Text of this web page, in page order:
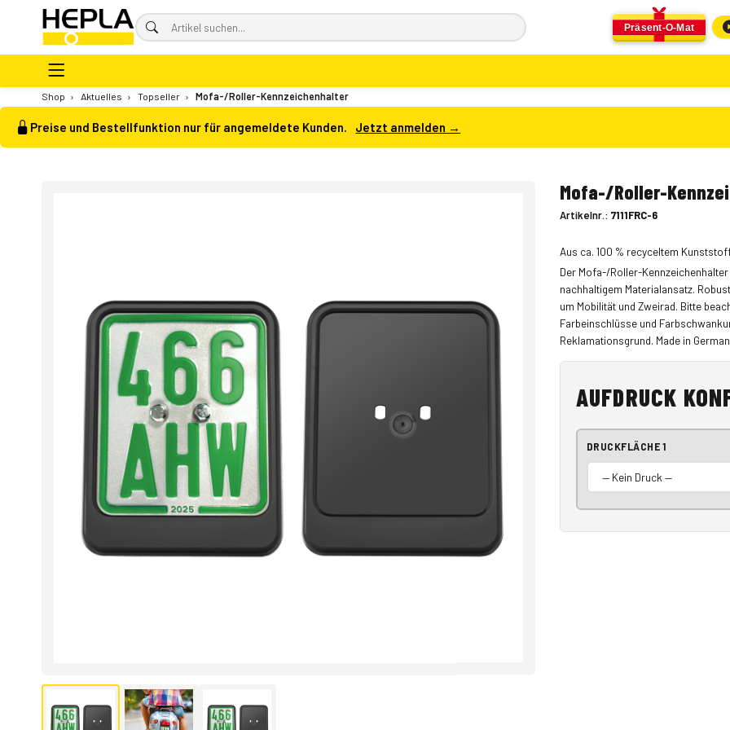
Präsent-O-Mat
Shop › Aktuelles › Topseller › Mofa-/Roller-Kennzeichenhalter
Preise und Bestellfunktion nur für angemeldete Kunden. Jetzt anmelden →
Mofa-/Roller-
Artikelnr.: 7111FRC-6
Aus ca. 100 % recyceltem
Der Mofa-/Roller-
nachhaltigem Materialansatz.
um Mobilität und Zweirad. Bitte
Farbeinschlüsse und
Reklamationsgrund. Made in
AUFDRUCK
DRUCKFLÄCHE 1